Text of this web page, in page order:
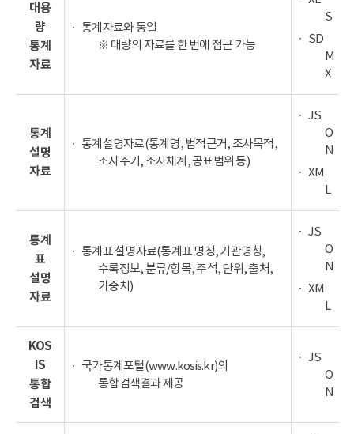
대용
량
통계
자료
통계자료와 동일
※ 대량의 자료를 한 번에 접근 가능
S
SD
M
X
통계
설명
자료
통계설명자료(통계명, 법적근거, 조사목적,
조사주기, 조사체계, 공표범위 등)
JS
O
N
XM
L
통계
표
설명
자료
통계표 설명자료(통계표 명칭, 기관명칭,
수록정보, 분류/항목, 주석, 단위, 출처,
가중치)
JS
O
N
XM
L
KOS
IS
통합
검색
국가통계포털(www.kosis.kr)의
통합검색결과 제공
JS
O
N